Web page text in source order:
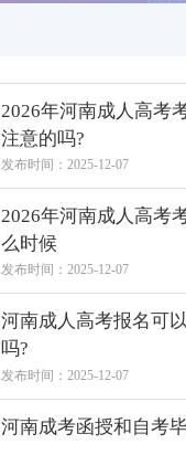
2026年河南成人高考
注意的吗?
发布时间：2025-12-07
2026年河南成人高考
么时候
发布时间：2025-12-07
河南成人高考报名可
吗?
发布时间：2025-12-07
河南成考函授和自考